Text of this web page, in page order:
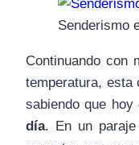
Senderismo
Continuando con
temperatura, esta
sabiendo que hoy
día. En un